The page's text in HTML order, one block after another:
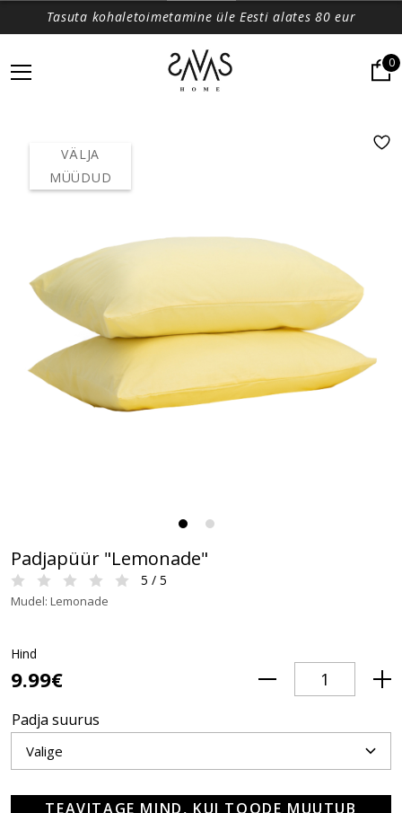
Tasuta kohaletoimetamine üle Eesti alates 80 eur
0
VÄLJA
MÜÜDUD
Padjapüür "Lemonade"
5 / 5
Mudel: Lemonade
Hind
9.99€
Padja suurus
TEAVITAGE MIND, KUI TOODE MUUTUB